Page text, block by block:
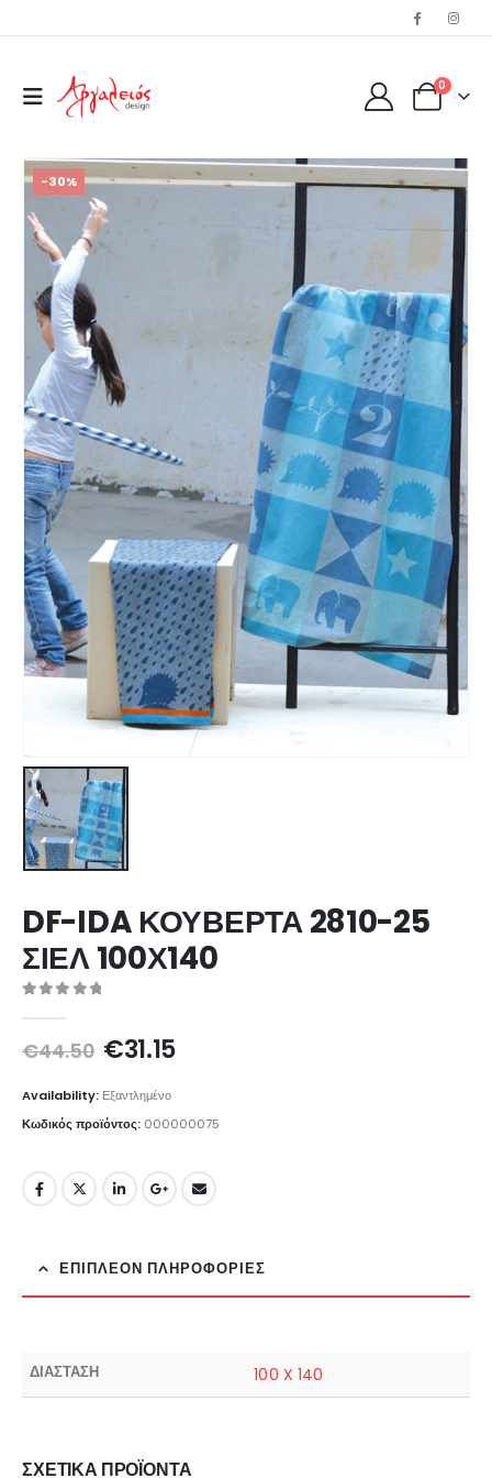
0
-30%
DF-IDA ΚΟΥΒΕΡΤΑ 2810-25
ΣΙΕΛ 100Χ140
€44.50 Original
was:
€44.50.
€31.15Η
είναι:
Availability: Εξαντλημένο
Κωδικός προϊόντος: 000000075
ΕΠΙΠΛΈΟΝ ΠΛΗΡΟΦΟΡΊΕΣ
ΔΙΑΣΤΑΣΗ 100 X 140
ΣΧΕΤΙΚΆ ΠΡΟΪΌΝΤΑ